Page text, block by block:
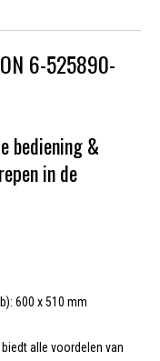
6-525890-
bediening &
in de
600 x 510 mm
alle voordelen van